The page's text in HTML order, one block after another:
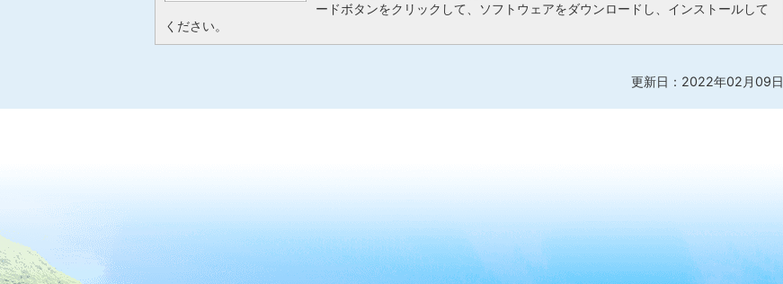
ードボタンをクリックして、ソフトウェアをダウンロードし、インストールして
ください。
更新日：2022年02月09日